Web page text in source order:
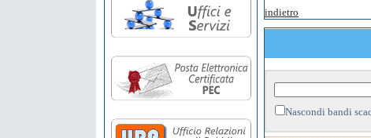
indietro
Nascondi bandi